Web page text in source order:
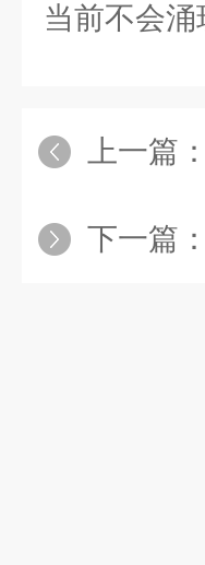
当前不会涌
上一篇：
下一篇：